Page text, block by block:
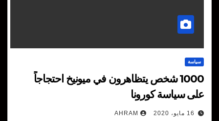
سياسة
1000 شخص يتظاهرون في ميونيخ احتجاجاً
على سياسة كورونا
16 مايو، 2020 AHRAM